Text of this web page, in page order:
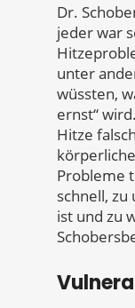
Dr.
jeder war
unter
wüssten,
ernst“
Hitze
Probleme
schnell, zu
ist und zu